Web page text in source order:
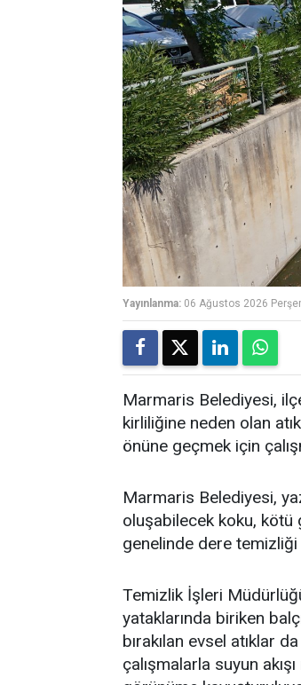
Yayınlanma: 06 Ağustos 2026
Marmaris Belediyesi,
kirliliğine neden olan
önüne geçmek için
Marmaris Belediyesi,
oluşabilecek koku, kötü
genelinde dere temizliği
Temizlik İşleri
yataklarında biriken
bırakılan evsel atıklar
çalışmalarla suyun